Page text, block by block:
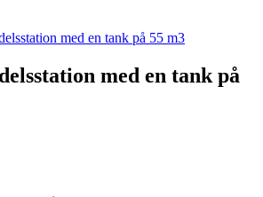
med en tank på